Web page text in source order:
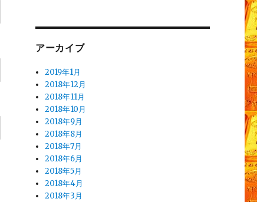
アーカイブ
2019年1月
2018年12月
2018年11月
2018年10月
2018年9月
2018年8月
2018年7月
2018年6月
2018年5月
2018年4月
2018年3月